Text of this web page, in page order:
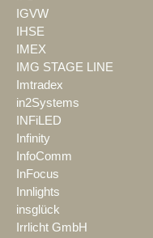
IGVW
IHSE
IMEX
IMG STAGE LINE
Imtradex
in2Systems
INFiLED
Infinity
InfoComm
InFocus
Innlights
insglück
Irrlicht GmbH